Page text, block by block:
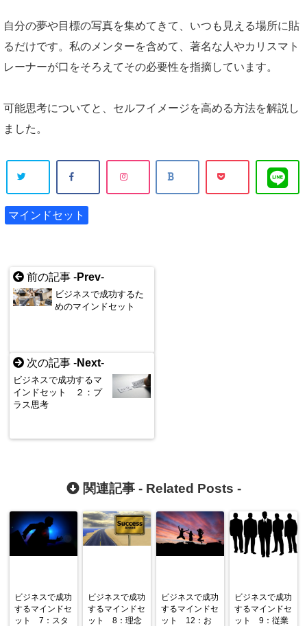
自分の夢や目標の写真を集めてきて、いつも見える場所に貼
るだけです。私のメンターを含めて、著名な人やカリスマト
レーナーが口をそろえてその必要性を指摘しています。
可能思考についてと、セルフイメージを高める方法を解説し
ました。
マインドセット
前の記事 -Prev-
ビジネスで成功するた
めのマインドセット
次の記事 -Next-
ビジネスで成功するマ
インドセット ２：プ
ラス思考
関連記事 - Related Posts -
ビジネスで成功
するマインドセ
ット 7：スタ
ビジネスで成功
するマインドセ
ット 8：理念
ビジネスで成功
するマインドセ
ット 12：お
ビジネスで成功
するマインドセ
ット 9：従業